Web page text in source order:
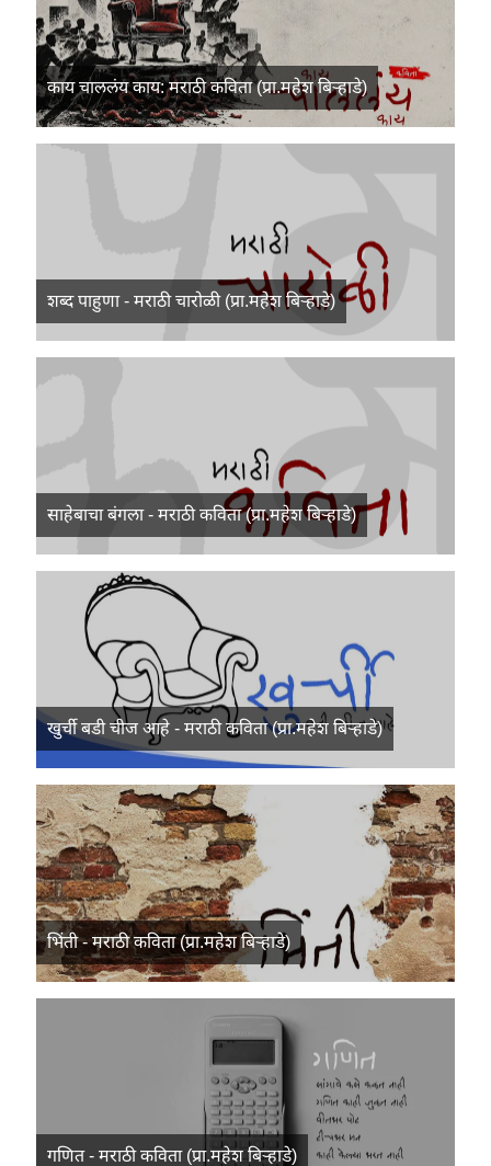
काय चाललंय काय: मराठी कविता (प्रा.महेश बिऱ्हाडे)
शब्द पाहुणा - मराठी चारोळी (प्रा.महेश बिऱ्हाडे)
साहेबाचा बंगला - मराठी कविता (प्रा.महेश बिऱ्हाडे)
खुर्ची बडी चीज आहे - मराठी कविता (प्रा.महेश बिऱ्हाडे)
भिंती - मराठी कविता (प्रा.महेश बिऱ्हाडे)
गणित - मराठी कविता (प्रा.महेश बिऱ्हाडे)